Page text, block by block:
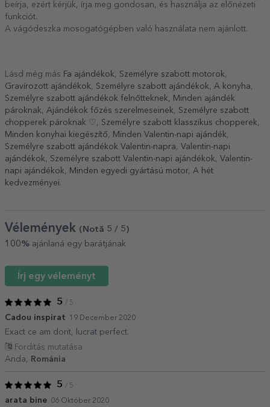
beírja, ezért kérjük, írja meg gondosan, és használja az előnézeti
funkciót.
A vágódeszka mosogatógépben való használata nem ajánlott.
Lásd még más Fa ajándékok, Személyre szabott motorok,
Gravírozott ajándékok, Személyre szabott ajándékok, A konyha,
Személyre szabott ajándékok felnőtteknek, Minden ajándék
pároknak, Ajándékok főzés szerelmeseinek, Személyre szabott
chopperek pároknak ♡ , Személyre szabott klasszikus chopperek,
Minden konyhai kiegészítő, Minden Valentin-napi ajándék,
Személyre szabott ajándékok Valentin-napra, Valentin-napi
ajándékok, Személyre szabott Valentin-napi ajándékok, Valentin-
napi ajándékok, Minden egyedi gyártású motor, A hét
kedvezményei.
Vélemények (Notă 5 / 5 )
100% ajánlaná egy barátjának
Írj egy véleményt
5 / 5
Cadou inspirat 19 December 2020
Exact ce am dorit, lucrat perfect.
Fordítás mutatása
Anda,
Románia
5 / 5
arata bine 06 Október 2020